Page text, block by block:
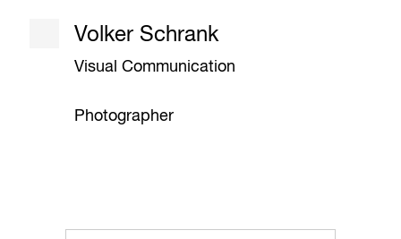
Volker Schrank
Visual Communication
Photographer